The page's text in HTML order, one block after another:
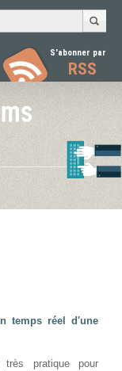
S'abonner par
RSS
temps réel d'une
très pratique pour